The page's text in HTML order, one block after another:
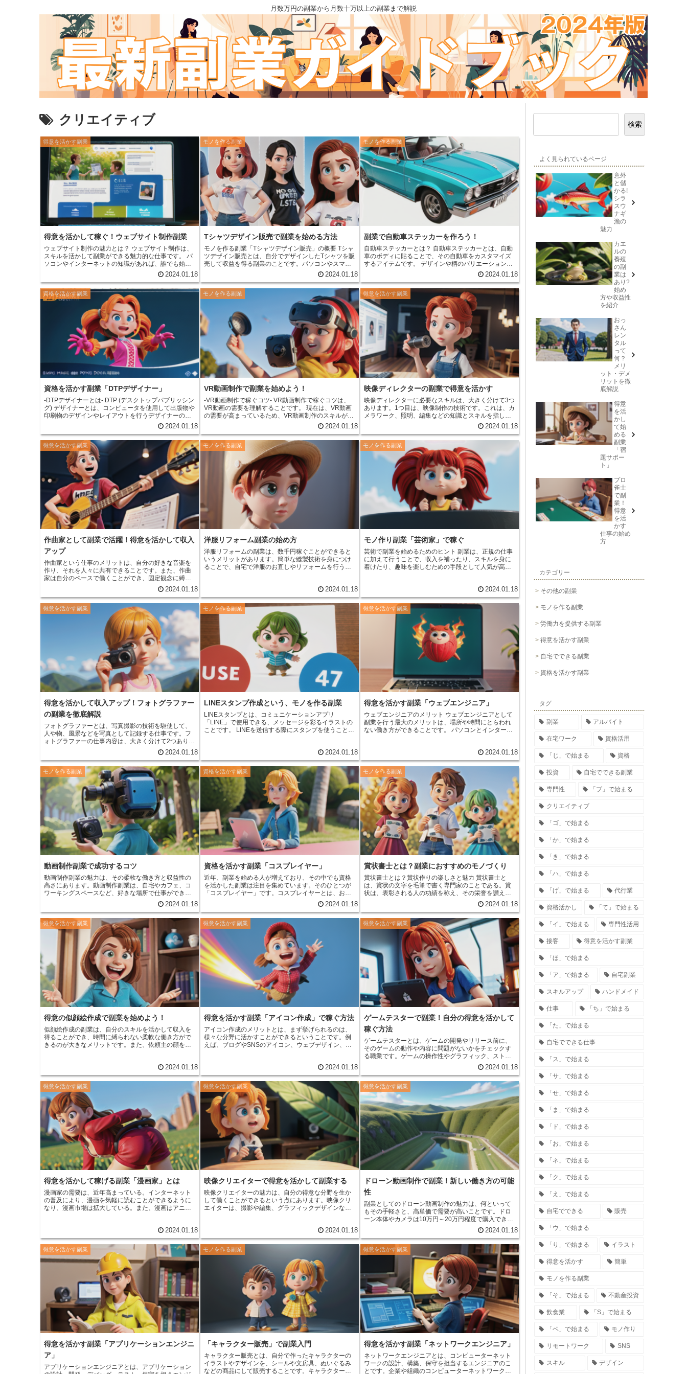
月数万円の副業から月数十万以上の副業まで解説
クリエイティブ
得意を活かす副業
得意を活かして稼ぐ！ウェブサイト制作副業
ウェブサイト制作の魅力とは？ ウェブサイト制作は、
スキルを活かして副業ができる魅力的な仕事です。
パ
ソコンやインターネットの知識があれば、誰でも始め
ることができます。また、在宅で仕事ができるため、
子育て中の方や学生の方でも働きやすいというメリッ
トがあります。 ウェブサイト制作は、自分の得意分野
を活かして仕事ができるという魅力もあります。例え
ば、デザインが得意な方は、ウェブサイトのデザイン
を担当したり、プログラミングが得意な方は、ウェブ
サイトのプログラムを担当したりすることができま
す。自分の得意分野を活かすことで、楽しく仕事をす
ることができます。ウェブサイト制作は、スキルアッ
プにつながるという魅力もあります。ウェブサイト制
作の仕事をすることで、パソコンやインターネットに
関する知識を身につけることができます。また、デザ
インやプログラミングのスキルも向上します。これら
のスキルは、他の仕事でも活かすことができます。 ウ
ェブサイト制作の魅力は、他にもたくさんあります。
例えば、収入が安定しているという魅力もあります。
ウェブサイト制作の仕事は、需要が高いので、収入が
安定しています。また、仕事量に合わせて収入を増や
すことができます。
2024.01.18
モノを作る副業
Tシャツデザイン販売で副業を始める方法
モノを作る副業「Tシャツデザイン販売」の概要Tシャ
ツデザイン販売とは、自分でデザインしたTシャツを販
売して収益を得る副業のことです。 パソコンやスマー
トフォンがあれば誰でも始められるため、手軽な副業
また、Tシャツデザイン販
売は、デザインのスキルや経験がなくても始められる
ことから、初心者でも取り組みやすい副業と言えま
ンを作成する必要があります。デザインは、自分で手
描きしたり、パソコンのソフトを使って作成したりす
ることができます。
デザインができたら、それをプリ
ント会社に発注してTシャツに印刷してもらいます。T
シャツの印刷ができたら、ネットショップやフリマア
プリなどで販売して、収益を得ることができます。 T
シャツデザイン販売は、比較的少ない初期費用で始め
ることができるため、副業としてもおすすめです。ま
た、Tシャツデザイン販売は、自宅で作業することがで
きるので、子育て中の方や、仕事が忙しい方でも無理
なく取り組むことができます。
2024.01.18
モノを作る副業
副業で自動車ステッカーを作ろう！
自動車ステッカーとは？ 自動車ステッカーとは、自動
車のボディに貼ることで、その自動車をカスタマイズ
するアイテムです。
デザインや柄のバリエーションが
豊富で、車のボディカラーや好みに合わせて選ぶこと
スや競技で使用されていましたが、近年では、一般の
ドライバーにも広く普及しています。 自動車ステッカ
ーは、車に貼ることで、その車を自分らしくカスタマ
イズすることができます。また、自動車ステッカー
は、車の色やデザインを保護する効果もあります。
2024.01.18
資格を活かす副業
資格を活かす副業「DTPデザイナー」
-DTPデザイナーとは- DTP (デスクトップパブリッシン
グ) デザイナーとは、コンピュータを使用して出版物や
印刷物のデザインやレイアウトを行うデザイナーのこ
とです。新聞、雑誌、書籍、チラシ、ポスター、パン
フレットなど、様々な出版物の制作に関わっていま
す。その仕事内容は、企画、デザイン、レイアウト、
校正など、多岐にわたります。また、印刷会社や出版
社などに勤務するだけでなく、フリーランスとして活
動する人も多く、副業として始めることも可能です。
副業として始める場合、自宅で作業できるため、子育
て中の方や、フルタイムの仕事を持ちながら副業をし
たい方にとって、働きやすい職業だと言えます。
2024.01.18
モノを作る副業
VR動画制作で副業を始めよう！
-VR動画制作で稼ぐコツ- VR動画制作で稼ぐコツは、
VR動画の需要を理解することです。
現在は、VR動画
の需要が高まっているため、VR動画制作のスキルがあ
れば、仕事を見つけるのは難しくありません。また、
VR動画制作は、他の動画制作よりも高額で取引される
ことが多いです。 VR動画制作で稼ぐコツ2つ目は、VR
動画制作のスキルを磨くことです。
VR動画制作は、他
の動画制作とは異なるスキルが必要です。そのため、
VR動画制作のスキルを磨く必要があります。
制作のスキルを磨くには、VR動画制作のチュートリア
ルや書籍を参考にするのがよいでしょう。
で稼ぐコツ3つ目は、VR動画制作のポートフォリオを
作成することです。VR動画制作の仕事に応募するに
は、VR動画制作のポートフォリオが必要です。
画制作のポートフォリオは、あなたのVR動画制作のス
キルをアピールするものです。 VR動画制作で稼ぐコツ
4つ目は、VR動画制作の仕事に応募することです。
動画制作の仕事に応募するには、VR動画制作の求人情
報を見つける必要があります。VR動画制作の求人情報
は、オンライン求人サイトや、VR動画制作会社で探す
ことができます。 VR動画制作で稼ぐコツ5つ目は、VR
動画制作の仕事で成功することです。VR動画制作の仕
事で成功するには、VR動画制作のスキルを活かして、
2024.01.18
得意を活かす副業
映像ディレクターの副業で得意を活かす
映像ディレクターに必要なスキルは、大きく分けて3つ
あります。1つ目は、映像制作の技術です。これは、カ
メラワーク、照明、編集などの知識とスキルを指しま
す。2つ目は、コミュニケーション能力です。映像ディ
レクターは、カメラマン、照明技師、編集スタッフな
ど、さまざまなスタッフと協力して映像を制作しま
す。そのため、円滑なコミュニケーションをとること
が大切です。3つ目は、企画力です。映像ディレクター
は、映像作品を企画し、形にする必要があります。そ
のため、企画力と創造力が求められます。
2024.01.18
得意を活かす副業
作曲家として副業で活躍！得意を活かして収入
アップ
作曲家という仕事のメリット は、自分の好きな音楽を
作り、それを人々に共有できることです。また、作曲
家は自分のペースで働くことができ、固定観念に縛ら
れません。さらに、作曲家は自分の音楽で収入を得る
り、それを人々に共有できるというメリットがありま
す。これは、作曲家にとって大きな喜びであり、やり
がいのある仕事です。また、作曲家は自分のペースで
働くことができ、固定観念に縛られません。これは、
作曲家にとって大きな自由であり、創造性を発揮しや
すい環境です。さらに、作曲家は自分の音楽で収入を
得ることができます。これは、作曲家にとって大きな
経済的メリットであり、生活を安定させることができ
ます。 しかし、作曲家という仕事は、競争が激しく、
収入が不安定であるというデメリットもあります。ま
た、作曲家は長時間労働を強いられることが多く、肉
体的にも精神的にも負担がかかります。しかし、作曲
家という仕事は、自分の好きな音楽を作り、それを
人々に共有できるというメリットがあります。これ
は、作曲家にとって大きな喜びであり、やりがいのあ
る仕事です。
2024.01.18
モノを作る副業
洋服リフォーム副業の始め方
洋服リフォームの副業は、数千円稼ぐことができる と
いうメリットがあります。簡単な縫製技術を身につけ
ることで、自宅で洋服のお直しやリフォームを行うこ
ことができるので、本業との両立も可能です。さら
に、洋服のリフォームは、環境にも優しい副業です。
不要になった洋服をリサイクルすることで、ゴミの排
出量を減らすことができます。
2024.01.18
モノを作る副業
モノ作り副業「芸術家」で稼ぐ
芸術で副業を始めるためのヒント 副業は、正規の仕事
に加えて行うことで、収入を補ったり、スキルを身に
着けたり、趣味を楽しむための手段として人気が高ま
楽、演劇、文学など、さまざまなジャンルがありま
す。自分の得意なジャンルや興味のあるジャンルで副
業を始めることができます。 芸術で副業を始めるに
は、まず自分の作品を制作する必要があります。作品
が完成したら、それを販売したり、展示したり、発表
したりすることができます。芸術作品を販売する方法
は、ギャラリー、アートフェア、オンラインショップ
など、さまざまあります。また、芸術作品を展示した
り、発表したりする方法は、美術館、劇場、音楽ホー
ルなど、さまざまあります。 芸術で副業を始めるため
には、
自分の作品に自信を持つ
作品の制作や販売、展示、発表のための時間を確
ことも大切です。さらに、芸術に関する情報を
収集し、常に新しい知識や技術を身につけることも大
切です。 芸術で副業を成功させるためには、
取り組むことが大切です。すぐに結果が出なくても、
作品を作り続け、販売や展示、発表を続ければ、いつ
か必ず成功することができます。
2024.01.18
得意を活かす副業
得意を活かして収入アップ！フォトグラファー
の副業を徹底解説
フォトグラファーとは、写真撮影の技術を駆使して、
人や物、風景などを写真として記録する仕事です。
フ
ォトグラファーの仕事内容は、大きく分けて2つありま
す。1つは、依頼されたテーマに合わせて写真を撮影す
る「撮影」です。もう1つは、撮影した写真を編集・加
工して、作品として仕上げる「編集」です。 「撮影」
では、まず依頼されたテーマを確認し、撮影場所や撮
影対象を決定します。次に、撮影機材を準備して、撮
影場所に向かいます。撮影場所に到着したら、カメラ
のセッティングを行い、撮影を開始します。
「編集」では、撮影した写真をパソコンに取り込み、
編集ソフトを使って編集・加工を行います。編集で
は、写真の明るさやコントラストを調整したり、不要
な部分をトリミングしたり、色味を補正したりしま
す。また、撮影した写真を組み合わせて、フォトコラ
ージュを作成することもあります。 フォトグラファー
の仕事は、撮影技術や編集技術だけでなく、構図のセ
ンスや写真のストーリー性も重要です。また、依頼主
とのコミュニケーション能力も求められます。
グラファーの仕事は、写真を通して人々に感動や喜び
を届けることができるやりがいのある仕事です。
2024.01.18
モノを作る副業
LINEスタンプ作成という、モノを作る副業
LINEスタンプとは、コミュニケーションアプリ
「LINE」で使用できる、メッセージを彩るイラストの
ことです。
LINEを送信する際にスタンプを使うこと
プは、誰でも簡単に作成することができ、審査に合格
すれば、LINEスタンプショップで販売することができ
ます。LINEスタンプを作成して販売することで、副業
として収入を得ることも可能です。 LINEスタンプの作
成には、特別なスキルや知識は必要ありません。イラ
ストを描くことができなくても、市販のイラスト素材
を使うことで、簡単にLINEスタンプを作成することが
できます。 LINEスタンプを作成するには、まずLINE
スタンプクリエイターズポータルのアカウントを作成
する必要があります。その後、審査用のLINEスタンプ
画像と必要事項を登録します。審査に合格すると、
LINEスタンプがLINEスタンプショップで販売されるよ
うになります。 LINEスタンプは、1点あたり120円～
250円で販売することができます。販売価格は、自分
で設定することができます。LINEスタンプが人気を集
めると、販売数が増えて、収入を得ることができま
す。
2024.01.18
得意を活かす副業
得意を活かす副業「ウェブエンジニア」
ウェブエンジニアのメリット ウェブエンジニアとして
副業を行う最大のメリットは、場所や時間にとらわれ
ない働き方ができることです。
パソコンとインターネ
ので、本業や家事、育児との両立も可能です。 また、
ウェブエンジニアはスキルアップやキャリアアップに
つながる仕事です。ウェブエンジニアとして働くため
には、HTMLやCSS、JavaScriptなどのプログラミング
言語を学ぶ必要があります。これらのスキルは、本業
でも活かすことができますし、ウェブエンジニアとし
て転職することも可能です。 さらに、ウェブエンジニ
アは需要の高い職業なので、収入を得やすいというメ
リットもあります。ウェブエンジニアの平均年収は
400万円以上であり、中には1,000万円以上稼ぐ人もい
ます。副業としてウェブエンジニアを始めることで、
本業に加えて収入を得ることができます。 最後に、ウ
ェブエンジニアはやりがいのある仕事です。ウェブエ
ンジニアとして働くと、自分の作品が世の中に公開さ
れ、多くの人々に利用されるという喜びを味わうこと
ができます。また、新しい技術を学んだり、新しいこ
とに挑戦したりする機会も多く、常に成長し続けるこ
とができます。
2024.01.18
モノを作る副業
動画制作副業で成功するコツ
動画制作副業の魅力は、その柔軟な働き方と収益性の
高さにあります。動画制作副業は、自宅やカフェ、コ
ワーキングスペースなど、好きな場所で仕事ができる
ため、子育てや介護などの家庭の事情を抱える人でも
無理なく働きやすいのが特徴です。また、動画制作副
業は、仕事の受注単価が高いため、本業の収入を上回
ることも可能です。さらに、動画制作副業は、自分の
得意な分野や興味のある分野で仕事ができるため、や
りがいを持って働くことができます。
2024.01.18
資格を活かす副業
資格を活かす副業「コスプレイヤー」
近年、副業を始める人が増えており、その中でも 資格
を活かした副業は注目を集めています。そのひとつが
「コスプレイヤー」です。コスプレイヤーとは、お気
に入りのアニメやゲームのキャラクターの衣装や小道
具を身に着けて、そのキャラクターになりきる活動を
行う人のことです。 コスプレイヤーは、そのキャラク
ターをより忠実に再現するために、衣装や小道具の自
作をしたり、メイクやヘアアレンジをしたりします。
また、イベントや撮影会に参加して、他のコスプレイ
ヤーと交流したり、写真撮影をしたりします。 コスプ
レイヤーの中には、その活動で収入を得ている人もい
ます。収入を得る方法は、イベントや撮影会への出
演、衣装や小道具の制作・販売、写真集の出版など、
さまざまです。また、コスプレイヤーとして活動して
いることを活かして、モデルやタレントとして活躍す
る人もいます。 コスプレイヤーとして活動するために
は、まずそのキャラクターになりきるための衣装や小
道具を用意する必要があります。また、メイクやヘア
アレンジの技術も必要になります。さらに、イベント
や撮影会に参加したり、写真撮影をしたりするために
は、ある程度の出費も必要です。 しかし、コスプレイ
ヤーとして活動することで、自分の好きなキャラクタ
ーになりきって楽しむことができるというメリットが
流したり、写真撮影をしたりすることで、他のコスプ
レイヤーと交流したり、新しい友人を作ったりするこ
ともできます。さらに、コスプレイヤーとして活動し
ていることを活かして、モデルやタレントとして活躍
することも可能です。
2024.01.18
モノを作る副業
賞状書士とは？副業におすすめのモノづくり
賞状書士とは？賞状作りの楽しさと魅力 賞状書士と
は、賞状の文字を毛筆で書く専門家のことである。賞
状は、表彰される人の功績を称え、その栄誉を讃える
ために贈られるもので、式典やイベントなどで授与さ
れることが多い。賞状書士は、賞状に書く文字の大き
さやバランス、墨の濃淡などを調整しながら、美しく
読みやすい賞状を仕上げる。 賞状作りは、とても繊細
でやりがいのある仕事である。賞状書士は、賞状に書
く文字のバランスや墨の濃淡を調整しながら、丁寧に
賞状を仕上げていく。賞状は、表彰される人の功績を
称える大切なものであるため、賞状書士は、賞状に書
く文字の大きさやバランス、墨の濃淡などに細心の注
意を払う。 賞状作りの魅力は、なんといっても文字を
書いているときの一体感である。文字を書くことは、
自分の内なる思いを表現する行為であり、賞状書士
は、賞状に書く文字を通して、表彰される人の喜びや
栄誉を表現する。賞状作りは、孤独な作業であるが、
賞状が完成したときには、大きな達成感を得ることが
できる。
2024.01.18
得意を活かす副業
得意の似顔絵作成で副業を始めよう！
似顔絵作成の副業は、自分のスキルを活かして収入を
得ることができ、時間に縛られない柔軟な働き方がで
きるのが大きなメリットです。また、依頼主の顔を描
っては、趣味を活かして収入を得ることができるの
で、一石二鳥と言えます。 似顔絵作成の副業は、在宅
でできる仕事なので、子育てや介護をしながらでも始
めやすく、副業初心者にもおすすめです。また、特別
な資格やスキルがなくても、独学で始められるのも魅
力です。 似顔絵作成の副業は、自分のペースで仕事が
できるので、本業との両立がしやすいです。また、初
期費用がほとんどかからないので、気軽に始められま
す。
2024.01.18
得意を活かす副業
得意を活かす副業「アイコン作成」で稼ぐ方法
アイコン作成のメリット とは、まず挙げられるのは、
様々な分野に活かすことができるということです。例
えば、ブログやSNSのアイコン、ウェブデザイン、ア
作成することができ、案件単価も高めに設定すること
ができるので、副業としてもおすすめです。さらに、
アイコン作成は、パソコンさえあればどこでも行うこ
とができます。通勤時間や、休憩時間、隙間時間に作
業することが可能です。自宅で仕事ができるので、子
育て中の方や、介護中の方にもおすすめです。
2024.01.18
得意を活かす副業
ゲームテスターで副業！自分の得意を活かして
稼ぐ方法
ゲームテスターとは、ゲームの開発やリリース前に、
そのゲームの動作や内容に問題がないかをチェックす
る職業です。ゲームの操作性やグラフィック、ストー
リーなどを実際にプレイして確認し、開発者にフィー
ドバックを返します。ゲームテスターの仕事は、ゲー
ムの品質向上に貢献することです。 ゲームテスターに
は、ゲームの知識や経験が豊富であることが求められ
ます。また、問題点を見つけ出す洞察力と、それを的
確に報告するコミュニケーション能力も必要です。ゲ
ームテスターの仕事は、ゲームをプレイすることが好
きな人であれば、比較的始めやすい副業です。
2024.01.18
得意を活かす副業
得意を活かして稼げる副業「漫画家」とは
漫画家の需要は、近年高まっている。
インターネット
の普及により、漫画を気軽に読むことができるように
なり、漫画市場は拡大している。また、漫画はアニメ
画家として活躍するチャンスは増えている。 漫画家の
需要が高まっている理由の一つは、漫画の多様化が進
んでいることだ。従来、漫画と言えば少年向けの作品
が多かったが、近年では少女向けや青年向け、女性向
けなど、さまざまなジャンルの漫画が出版されてい
る。また、Web漫画の普及により、誰でも気軽に漫画
を発表できるようになったことも、漫画家の需要が高
まっている要因の一つである。 漫画家の需要が高まっ
ているもう一つの理由は、漫画の海外市場が拡大して
いることだ。日本発の漫画は、海外でも人気が高まっ
ており、翻訳されて発売される作品も増えている。漫
画の海外市場の拡大により、漫画家として活躍するチ
ャンスはさらに広がっている。
2024.01.18
得意を活かす副業
映像クリエイターで得意を活かして副業する
映像クリエイターの魅力は、 自分の得意な分野を生か
して働くことができる という点にあります。映像クリ
エイターは、撮影や編集、グラフィックデザインな
分野に特化して、他の分野は外注したり、チームメン
バーと協力したりすることで、高品質な映像作品を作
り上げることができます。 また、映像クリエイター
は、働く場所や時間にとらわれない働き方ができる
いう点も魅力です。映像クリエイターの仕事は、パソ
コンとカメラがあればどこでも行うことができます。
そのため、自宅で仕事をすることもできますし、カフ
ェやコワーキングスペースなど、好きな場所で仕事を
することもできます。また、自分で仕事のスケジュー
ルを調整することができるので、自分の都合に合わせ
て働くことができます。 さらに、映像クリエイター
自分の作品を世の中に発信して、多くの人に見て
もらうことができるという点も魅力です。映像クリエ
イターが作った作品は、YouTubeやSNSなど、さまざ
のため、多くの人に見てもらうことができ、自分の作
品が評価されるという喜びを味わうことができます。
2024.01.18
得意を活かす副業
ドローン動画制作で副業！新しい働き方の可能
性
副業としてのドローン動画制作の魅力は、何といって
もその手軽さと、高単価で需要が高いことです。ドロ
ーン本体やカメラは10万円～20万円程度で購入できま
すし、ドローンを飛ばすための免許や資格も必要あり
ません。また、ドローン動画の需要は高く、1本の動画
で数万円～数十万円の収益を得ることも可能です。 ド
ローン動画制作は、特別なスキルや経験がなくても始
められるので、副業初心者にもおすすめです。また、
ドローンを飛ばすことで、普段は見られないような景
色を撮影したり、新しい世界を体験したりすることも
できます。ドローン動画制作は、楽しみながらお金を
稼ぐことができる、魅力的な副業と言えるでしょう。
2024.01.18
得意を活かす副業
得意を活かす副業「アプリケーションエンジニ
ア」
アプリケーションエンジニアとは、アプリケーション
モノを作る副業
「キャラクター販売」で副業入門
キャラクター販売とは、自分で作ったキャラクターの
イラストやデザインを、シールや文房具、ぬいぐるみ
などの商品にして販売すること です。キャラクター販
得意を活かす副業
得意を活かす副業「ネットワークエンジニア」
ネットワークエンジニアとは、コンピューターネット
ワークの設計、構築、保守を担当するエンジニアのこ
とです。企業や組織のコンピューターネットワークを
検索
よく見られているページ
意外
と儲
かる!
シラ
スウ
ナギ
漁の
魅力
カエ
ルの
養殖
の副
業は
あり?
始め
方や収益性
を紹介
おっ
さん
レン
タル
って
何？
メリ
ット・デメ
リットを徹
底解説
得意
を活
かし
て始
める
副業
「宿
題サポー
ト」
プロ
雀士
で副
業！
得意
を活
かす
仕事の始め
方
カテゴリー
その他の副業
モノを作る副業
労働力を提供する副業
得意を活かす副業
自宅でできる副業
資格を活かす副業
タグ
副業 アルバイト
在宅ワーク 資格活用
「じ」で始まる 資格
投資 自宅でできる副業
専門性 「ブ」で始まる
クリエイティブ
「ゴ」で始まる
「か」で始まる
「き」で始まる
「ハ」で始まる
「げ」で始まる 代行業
資格活かし 「て」で始まる
「イ」で始まる 専門性活用
接客 得意を活かす副業
「ほ」で始まる
「ア」で始まる 自宅副業
スキルアップ ハンドメイド
仕事 「ち」で始まる
「た」で始まる
自宅でできる仕事
「ス」で始まる
「サ」で始まる
「せ」で始まる
「ま」で始まる
「ド」で始まる
「お」で始まる
「ネ」で始まる
「ク」で始まる
「え」で始まる
自宅でできる 販売
「ウ」で始まる
「り」で始まる イラスト
得意を活かす 簡単
モノを作る副業
「そ」で始まる 不動産投資
飲食業 「S」で始まる
「ベ」で始まる モノ作り
リモートワーク SNS
スキル デザイン